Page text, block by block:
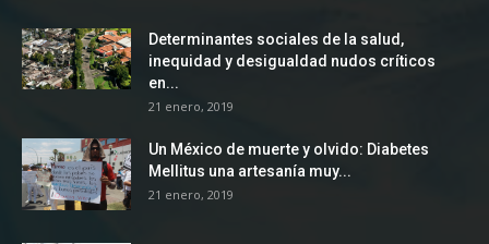
Determinantes sociales de la salud,
inequidad y desigualdad nudos críticos
en...
21 enero, 2019
Un México de muerte y olvido: Diabetes
Mellitus una artesanía muy...
21 enero, 2019